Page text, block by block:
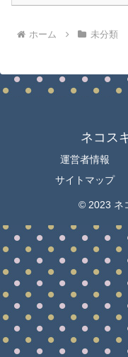
ホーム 未分類
ネコス
運営者情報
サイトマップ
© 2023 ネ